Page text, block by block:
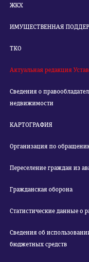
ЖКХ
ИМУЩЕСТВЕННАЯ
ТКО
Актуальная редакция
Сведения о
недвижимости
КАРТОГРАФИЯ
Организация по
Переселение граждан из
Гражданская оборона
Статистические данные о
Сведения об
бюджетных средств